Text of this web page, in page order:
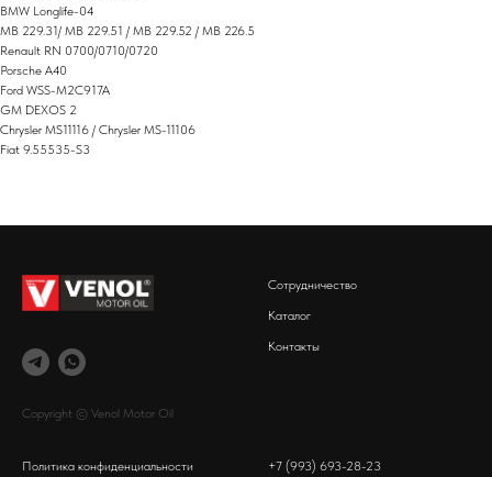
BMW Longlife-04
MB 229.31/ MB 229.51 / MB 229.52 / MB 226.5
Renault RN 0700/0710/0720
Porsche A40
Ford WSS-M2C917A
GM DEXOS 2
Chrysler MS11116 / Chrysler MS-11106
Fiat 9.55535-S3
Copyright © Venol Motor Oil
Сотрудничество
Каталог
Контакты
Политика конфиденциальности +7 (993) 693-28-23